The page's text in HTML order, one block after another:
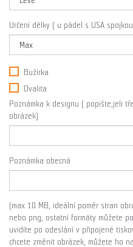
Určení délky ( u pádel s USA
Bužírka
Ovalita
Poznámka k designu ( popište,jeli
obrázek)
Poznámka obecná
(max 10 MB, ideální poměr stran
nebo png, ostatní formáty můžete
uvidíte po odeslání v připojené
chcete změnit obrázek, můžete ho